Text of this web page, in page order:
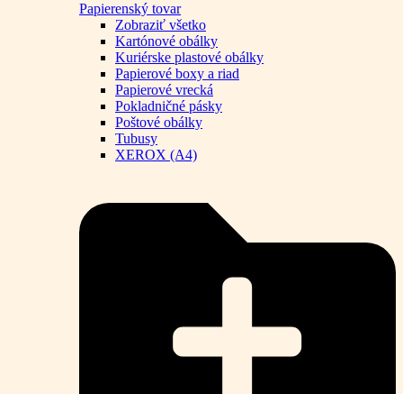
Papierenský tovar
Zobraziť všetko
Kartónové obálky
Kuriérske plastové obálky
Papierové boxy a riad
Papierové vrecká
Pokladničné pásky
Poštové obálky
Tubusy
XEROX (A4)